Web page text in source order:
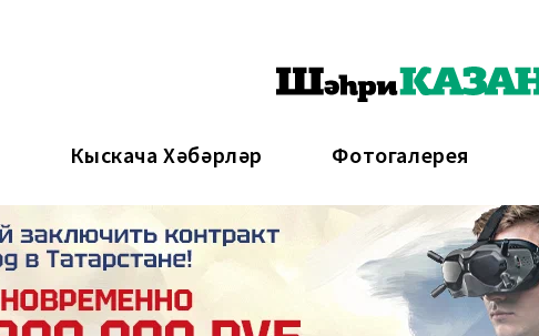
Кыскача Хәбәрләр Фотогалерея